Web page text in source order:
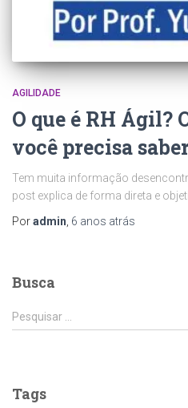
AGILIDADE
O que é RH Ágil?
você precisa
Tem muita informação
post explica de forma direta e
Poradmin 6 anos atrás
Busca
P
e
Pesquisar …
Tags